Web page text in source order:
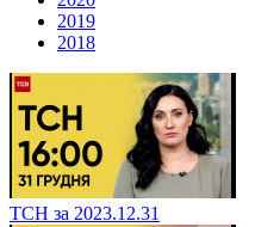
2019
2018
ТСН за 2023.12.31